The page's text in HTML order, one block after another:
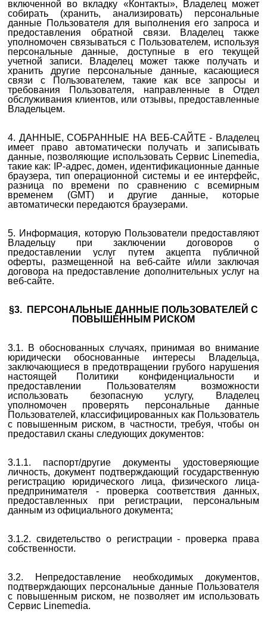
включенной во вкладку «Контакты», Владелец может
собирать (хранить, анализировать) персональные
данные Пользователя для выполнения его запроса и
предоставления обратной связи. Владелец также
уполномочен связываться с Пользователем, используя
персональные данные, доступные в его текущей
учетной записи. Владелец может также получать и
хранить другие персональные данные, касающиеся
связи с Пользователем, такие как все запросы и
требования Пользователя, направленные в Отдел
обслуживания клиентов, или отзывы, предоставленные
Владельцем.
4. ДАННЫЕ, СОБРАННЫЕ НА ВЕБ-САЙТЕ - Владелец
имеет право автоматически получать и записывать
данные, позволяющие использовать Сервис Linemedia,
такие как: IP-адрес, домен, идентификационные данные
браузера, тип операционной системы и ее интерфейс,
разница по времени по сравнению с всемирным
временем (GMT) и другие данные, которые
автоматически передаются браузерами.
5. Информация, которую Пользователи предоставляют
Владельцу при заключении договоров о
предоставлении услуг путем акцепта публичной
оферты, размещенной на веб-сайте и/или заключая
договора на предоставление дополнительных услуг на
веб-сайте.
§3. ПЕРСОНАЛЬНЫЕ ДАННЫЕ ПОЛЬЗОВАТЕЛЕЙ С
ПОВЫШЕННЫМ РИСКОМ
3.1.
В обоснованных случаях, принимая во внимание
юридически обоснованные интересы Владельца,
заключающиеся в предотвращении грубого нарушения
настоящей Политики конфиденциальности и
предоставлении Пользователям возможности
использовать безопасную услугу, Владелец
уполномочен проверять персональные данные
Пользователей, классифицированных как Пользователь
с повышенным риском, в частности, требуя, чтобы он
предоставил сканы следующих документов:
3.1.1. паспорт/другие документы удостоверяющие
личность, документ подтверждающий государственную
регистрацию юридического лица, физического лица-
предпринимателя - проверка соответствия данных,
предоставленных при регистрации, персональным
данным из официального документа;
3.1.2. свидетельство о регистрации - проверка права
собственности.
3.2. Непредоставление необходимых документов,
подтверждающих персональные данные Пользователя
с повышенным риском, не позволяет им использовать
Сервис Linemedia.